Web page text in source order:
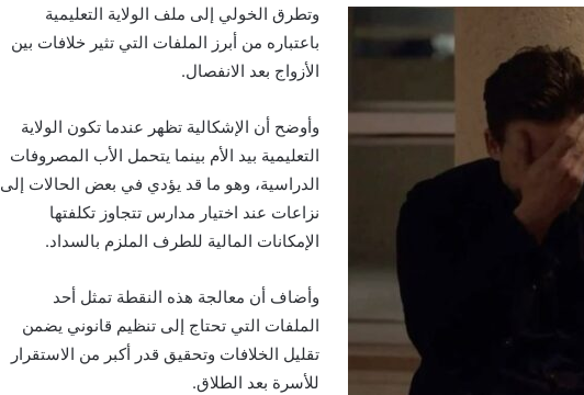
وتطرق الخولي إلى ملف الولاية التعليمية
باعتباره من أبرز الملفات التي تثير خلافات بين
الأزواج بعد الانفصال.
وأوضح أن الإشكالية تظهر عندما تكون الولاية
التعليمية بيد الأم بينما يتحمل الأب المصروفات
الدراسية، وهو ما قد يؤدي في بعض الحالات إلى
نزاعات عند اختيار مدارس تتجاوز تكلفتها
الإمكانات المالية للطرف الملزم بالسداد.
وأضاف أن معالجة هذه النقطة تمثل أحد
الملفات التي تحتاج إلى تنظيم قانوني يضمن
تقليل الخلافات وتحقيق قدر أكبر من الاستقرار
للأسرة بعد الطلاق.